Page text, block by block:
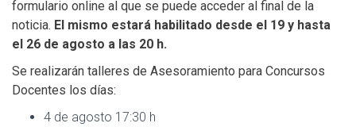
formulario online al que se puede acceder al final de la
noticia. El mismo estará habilitado desde el 19 y hasta
el 26 de agosto a las 20 h.
Se realizarán talleres de Asesoramiento para Concursos
Docentes los días:
4 de agosto 17:30 h